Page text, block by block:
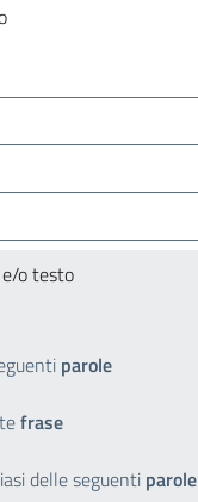
o testo
parole
frase
delle seguenti parole